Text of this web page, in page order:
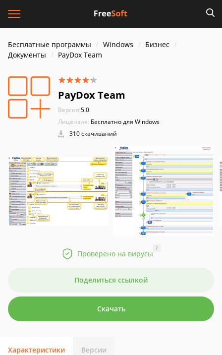
Бесплатные программы Windows
Бизнес
Документы
PayDox Team
PayDox Team
Версия:5.0
Лицензия: Бесплатно для Windows
310 скачиваний
Проверено на вирусы
?
Поделиться ссылкой
Скачать
Характеристики Версии